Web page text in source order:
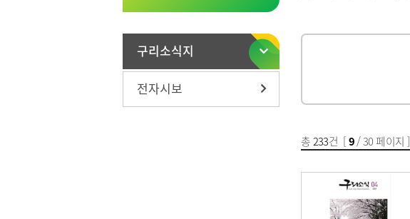
구리소식지
전자시보
총233건 [9/ 30 페이지 ]